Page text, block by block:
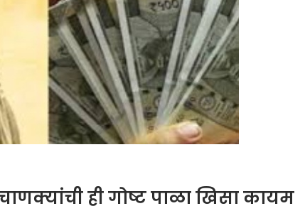
ही गोष्ट पाळा खिसा कायम